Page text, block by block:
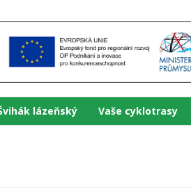
lázeňský Vaše cyklotrasy